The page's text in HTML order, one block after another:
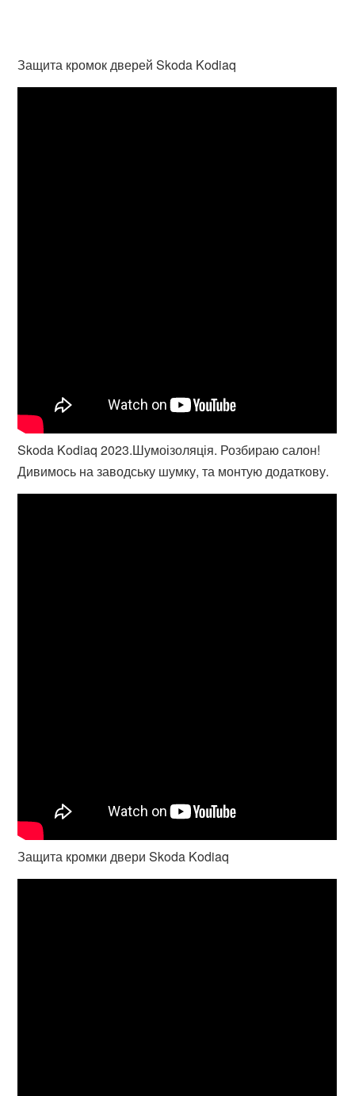
Защита кромок дверей Skoda Kodiaq
Skoda Kodiaq 2023.Шумоізоляція. Розбираю салон!
Дивимось на заводську шумку, та монтую додаткову.
Защита кромки двери Skoda Kodiaq